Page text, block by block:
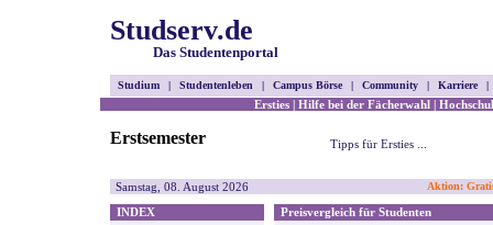
Studserv.de
Das Studentenportal
Studium | Studentenleben | Campus Börse | Community | Karriere |
Ersties |Hilfe bei der Fächerwahl |
Erstsemester Tipps für Ersties ...
Samstag, 08. August 2026 Aktion:
INDEX
Preisvergleich für Studenten